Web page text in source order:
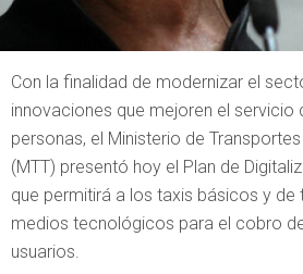
Con la finalidad de modernizar el
innovaciones que mejoren el servicio
personas, el Ministerio de
(MTT) presentó hoy el Plan de
que permitirá a los taxis básicos y
medios tecnológicos para el cobro
usuarios.